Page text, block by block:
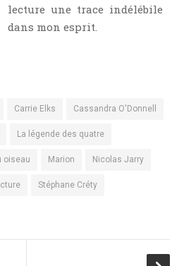
lecture une trace indélébile
dans mon esprit.
Carrie Elks Cassandra O'Donnell
La légende des quatre
oiseau Marion Nicolas Jarry
Stéphane Créty